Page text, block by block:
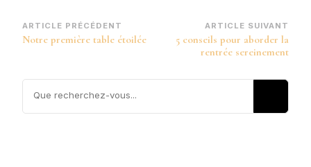
Navigation
d’article
ARTICLE PRÉCÉDENT
Notre première table étoilée
ARTICLE SUIVANT
5 conseils pour aborder la
rentrée sereinement